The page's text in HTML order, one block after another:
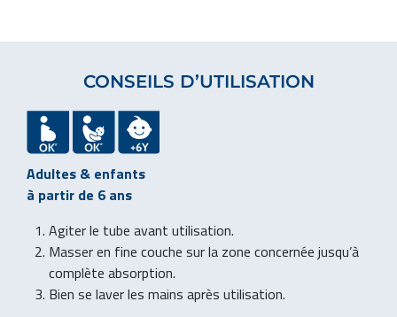
CONSEILS D’UTILISATION
Adultes & enfants
à partir de 6 ans
Agiter le tube avant utilisation.
Masser en fine couche sur la zone concernée jusqu’à
complète absorption.
Bien se laver les mains après utilisation.